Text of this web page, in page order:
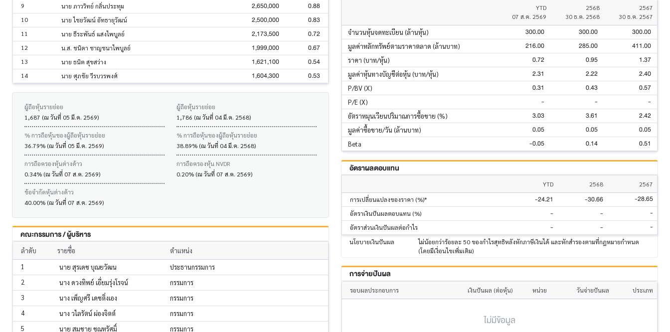
9 นาย ภาววิทย์ กลิ่นประทุม 2,650,000 0.88
10 นาย ไชยวัฒน์ อัทธายุวัฒน์ 2,500,000 0.83
11 นาย ธีระพันธ์ แสงไพบูลย์ 2,173,500 0.72
12 น.ส. ชนิดา ชาญชนาไพบูลย์ 1,999,000 0.67
13 นาย ธนิต สุขสว่าง 1,621,100 0.54
14 นาย ศุภชัย วีรบวรพงศ์ 1,604,300 0.53
ผู้ถือหุ้นรายย่อย
1,687 (ณ วันที่ 05 มี.ค. 2569)
% การถือหุ้นของผู้ถือหุ้นรายย่อย
36.79% (ณ วันที่ 05 มี.ค. 2569)
การถือครองหุ้นต่างด้าว
0.34% (ณ วันที่ 07 ส.ค. 2569)
ข้อจำกัดหุ้นต่างด้าว
40.00% (ณ วันที่ 07 ส.ค. 2569)
ผู้ถือหุ้นรายย่อย
1,786 (ณ วันที่ 04 มี.ค. 2568)
% การถือหุ้นของผู้ถือหุ้นรายย่อย
38.89% (ณ วันที่ 04 มี.ค. 2568)
การถือครองหุ้น NVDR
0.20% (ณ วันที่ 07 ส.ค. 2569)
คณะกรรมการ / ผู้บริหาร
ลำดับ รายชื่อ
ตำแหน่ง
1
นาย สุรเดช บุณยวัฒน
ประธานกรรมการ
2
นาง ดวงทิพย์ เอี่ยมรุ่งโรจน์
กรรมการ
3
นาง เพ็ญศรี เดชติ่งเอง
กรรมการ
4
นาง วไลรัตน์ ผ่องจิตต์
กรรมการ
5
นาย สมชาย ชุณหรัศมิ์
กรรมการ
YTD
07 ส.ค. 2569
2568
30 ธ.ค. 2568
2567
30 ธ.ค. 2567
จำนวนหุ้นจดทะเบียน (ล้านหุ้น) 300.00 300.00 300.00
มูลค่าหลักทรัพย์ตามราคาตลาด (ล้านบาท) 216.00 285.00 411.00
ราคา (บาท/หุ้น) 0.72 0.95 1.37
มูลค่าหุ้นทางบัญชีต่อหุ้น (บาท/หุ้น) 2.31 2.22 2.40
P/BV (X) 0.31 0.43 0.57
P/E (X) - - -
อัตราหมุนเวียนปริมาณการซื้อขาย (%) 3.03 3.61 2.42
มูลค่าซื้อขาย/วัน (ล้านบาท) 0.05 0.05 0.05
Beta -0.05 0.14 0.51
อัตราผลตอบแทน
YTD 2568
2567
การเปลี่ยนแปลงของราคา (%)*
-24.21 -30.66 -28.65
อัตราเงินปันผลตอบแทน (%) - - -
อัตราส่วนเงินปันผลต่อกำไร - - -
นโยบายเงินปันผล
ไม่น้อยกว่าร้อยละ 50 ของกำไรสุทธิหลังหักภาษีเงินได้ และหักสำรองตามที่กฎหมายกำหนด
(โดยมีเงื่อนไขเพิ่มเติม)
การจ่ายปันผล
รอบผลประกอบการ เงินปันผล (ต่อหุ้น) หน่วย วันจ่ายปันผล ประเภท
ไม่มีข้อมูล